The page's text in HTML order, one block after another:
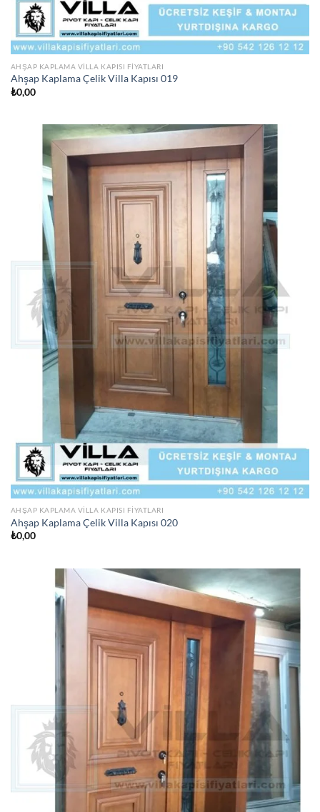
AHŞAP KAPLAMA VILLA KAPISI FIYATLARI
Ahşap Kaplama Çelik Villa Kapısı 019
₺0,00
AHŞAP KAPLAMA VILLA KAPISI FIYATLARI
Ahşap Kaplama Çelik Villa Kapısı 020
₺0,00